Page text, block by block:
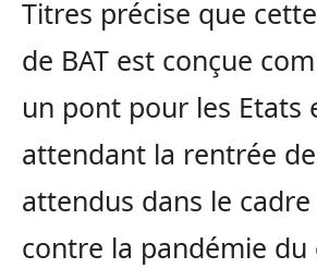
Titres précise que
de BAT est conçue
un pont pour les Etats
attendant la rentrée
attendus dans le
contre la pandémie du